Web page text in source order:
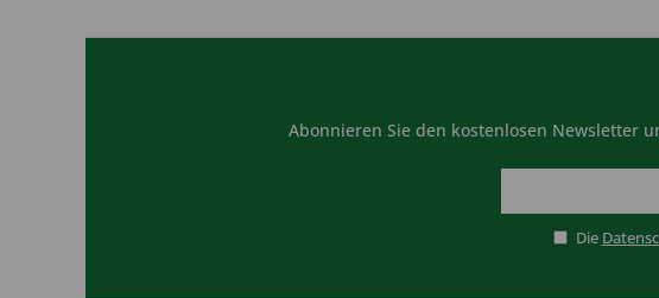
Abonnieren Sie den kostenlosen Newsletter
Die